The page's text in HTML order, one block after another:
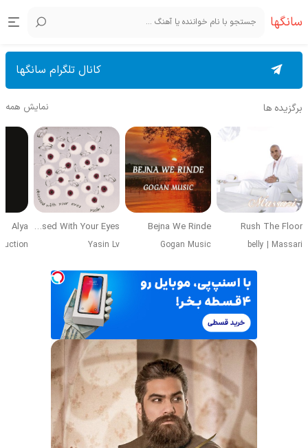
سانگها
کانال تلگرام سانگها
برگزیده ها نمایش همه
Rush The Floor
belly | Massari
Bejna We Rinde
Gogan Music
Obsessed With Your Eyes
Yasin Lv
Alya